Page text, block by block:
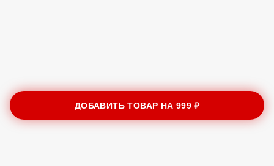
ДОБАВИТЬ ТОВАР НА999 ₽